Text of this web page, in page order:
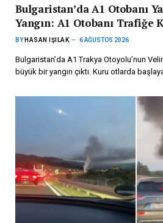
Bulgaristan’da A1 Otobanı
Yangın: A1 Otobanı Trafiğe
BY HASAN IŞILAK 6 AĞUSTOS 2026
Bulgaristan’da A1 Trakya Otoyolu’nun
büyük bir yangın çıktı. Kuru otlarda